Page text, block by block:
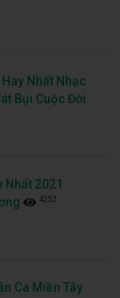
Nhất Nhạc
Bụi Cuộc Đời
Nhất 2021
4252
Ca Miền Tây